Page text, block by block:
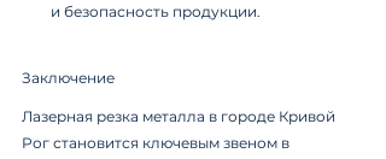
и безопасность продукции.
Заключение
Лазерная резка металла в городе Кривой
Рог становится ключевым звеном в